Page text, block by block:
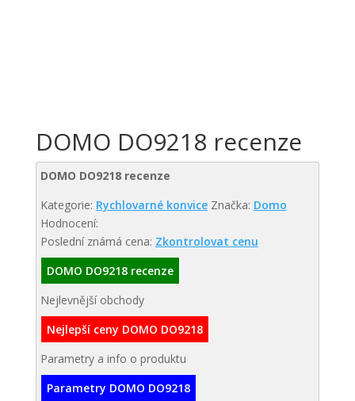
DOMO DO9218 recenze
DOMO DO9218 recenze
Kategorie: Rychlovarné konvice Značka: Domo
Hodnocení:
Poslední známá cena: Zkontrolovat cenu
DOMO DO9218 recenze
Nejlevnější obchody
Nejlepší ceny DOMO DO9218
Parametry a info o produktu
Parametry DOMO DO9218